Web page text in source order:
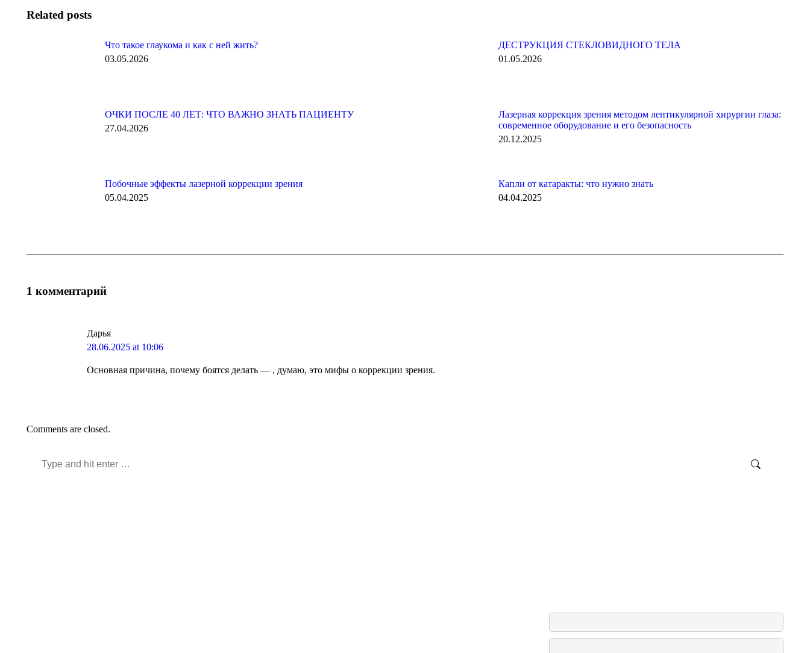
Related posts
Что такое глаукома и как с ней жить?
03.05.2026
ДЕСТРУКЦИЯ СТЕКЛОВИДНОГО ТЕЛА
01.05.2026
ОЧКИ ПОСЛЕ 40 ЛЕТ: ЧТО ВАЖНО ЗНАТЬ ПАЦИЕНТУ
27.04.2026
Лазерная коррекция зрения методом лентикулярной хирургии глаза:
современное оборудование и его безопасность
20.12.2025
Побочные эффекты лазерной коррекции зрения
05.04.2025
Капли от катаракты: что нужно знать
04.04.2025
1 комментарий
Дарья
says:
28.06.2025 at 10:06
Основная причина, почему боятся делать — , думаю, это мифы о коррекции зрения.
Comments are closed.
Search: